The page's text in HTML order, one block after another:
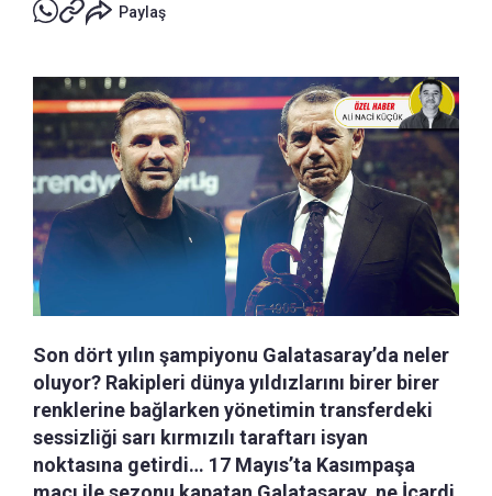
Paylaş
Son dört yılın şampiyonu Galatasaray’da neler
oluyor? Rakipleri dünya yıldızlarını birer birer
renklerine bağlarken yönetimin transferdeki
sessizliği sarı kırmızılı taraftarı isyan
noktasına getirdi… 17 Mayıs’ta Kasımpaşa